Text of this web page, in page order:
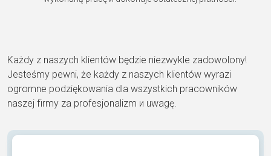
Każdy z naszych klientów będzie niezwykle zadowolony!
Jesteśmy pewni, że każdy z naszych klientów wyrazi
ogromne podziękowania dla wszystkich pracowników
naszej firmy za profesjonalizm и uwagę.